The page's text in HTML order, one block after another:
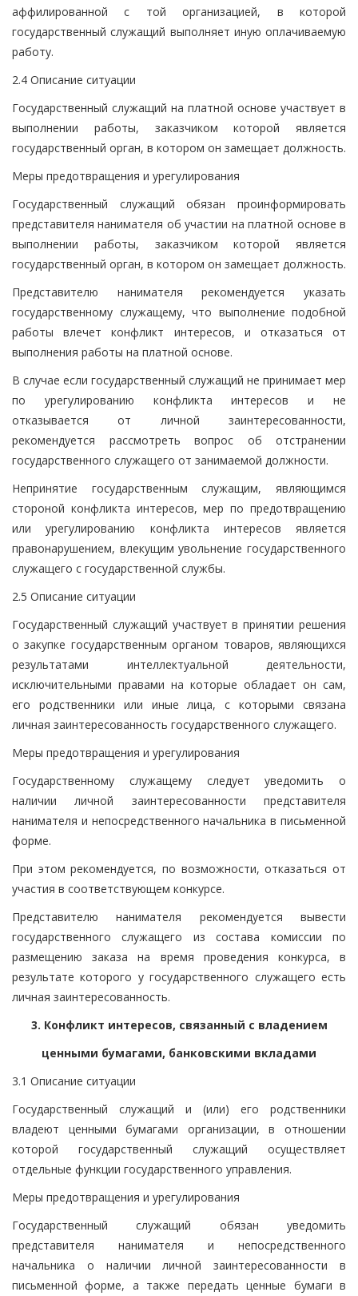
аффилированной с той организацией, в которой
государственный служащий выполняет иную оплачиваемую
работу.
2.4 Описание ситуации
Государственный служащий на платной основе участвует в
выполнении работы, заказчиком которой является
государственный орган, в котором он замещает должность.
Меры предотвращения и урегулирования
Государственный служащий обязан проинформировать
представителя нанимателя об участии на платной основе в
выполнении работы, заказчиком которой является
государственный орган, в котором он замещает должность.
Представителю нанимателя рекомендуется указать
государственному служащему, что выполнение подобной
работы влечет конфликт интересов, и отказаться от
выполнения работы на платной основе.
В случае если государственный служащий не принимает мер
по урегулированию конфликта интересов и не
отказывается от личной заинтересованности,
рекомендуется рассмотреть вопрос об отстранении
государственного служащего от занимаемой должности.
Непринятие государственным служащим, являющимся
стороной конфликта интересов, мер по предотвращению
или урегулированию конфликта интересов является
правонарушением, влекущим увольнение государственного
служащего с государственной службы.
2.5 Описание ситуации
Государственный служащий участвует в принятии решения
о закупке государственным органом товаров, являющихся
результатами интеллектуальной деятельности,
исключительными правами на которые обладает он сам,
его родственники или иные лица, с которыми связана
личная заинтересованность государственного служащего.
Меры предотвращения и урегулирования
Государственному служащему следует уведомить о
наличии личной заинтересованности представителя
нанимателя и непосредственного начальника в письменной
форме.
При этом рекомендуется, по возможности, отказаться от
участия в соответствующем конкурсе.
Представителю нанимателя рекомендуется вывести
государственного служащего из состава комиссии по
размещению заказа на время проведения конкурса, в
результате которого у государственного служащего есть
личная заинтересованность.
3. Конфликт интересов, связанный с владением
ценными бумагами, банковскими вкладами
3.1 Описание ситуации
Государственный служащий и (или) его родственники
владеют ценными бумагами организации, в отношении
которой государственный служащий осуществляет
отдельные функции государственного управления.
Меры предотвращения и урегулирования
Государственный служащий обязан уведомить
представителя нанимателя и непосредственного
начальника о наличии личной заинтересованности в
письменной форме, а также передать ценные бумаги в